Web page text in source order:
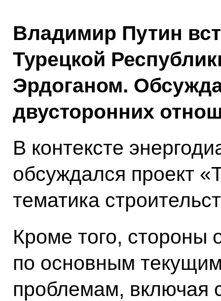
Владимир Путин
Турецкой
Эрдоганом.
двусторонних
В контексте
обсуждался проект
тематика
Кроме того, стороны
по основным
проблемам, включая